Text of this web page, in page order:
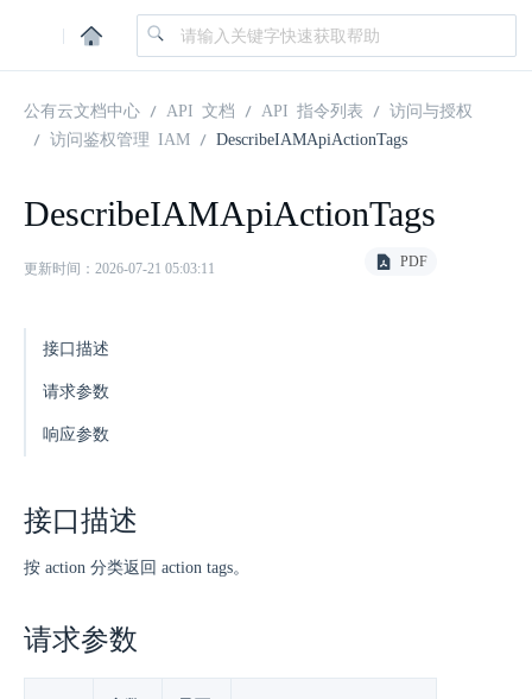
|
公有云文档中心 API 文档 API 指令列表
访问与授权
访问鉴权管理 IAM
DescribeIAMApiActionTags
DescribeIAMApiActionTags
更新时间：2026-07-21 05:03:11 PDF
接口描述
请求参数
响应参数
接口描述
按 action 分类返回 action tags。
请求参数